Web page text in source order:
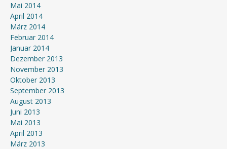
Mai 2014
April 2014
März 2014
Februar 2014
Januar 2014
Dezember 2013
November 2013
Oktober 2013
September 2013
August 2013
Juni 2013
Mai 2013
April 2013
März 2013